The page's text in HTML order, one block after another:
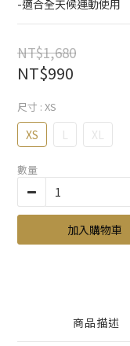
-適合全天候運動使用
NT$1,680
NT$990
尺寸 : XS
XS L XL
數量
加入購物車
商品描述